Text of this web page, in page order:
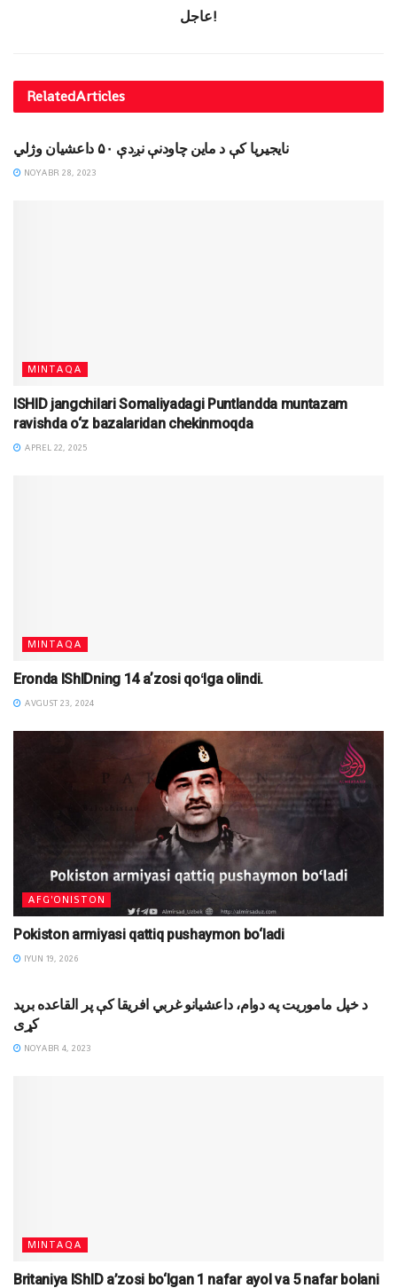
عاجل!
RelatedArticles
XABARLAR
نایجیریا کې د ماین چاودنې نږدې ۵۰ داعشیان وژلي
NOYABR 28, 2023
MINTAQA
ISHID jangchilari Somaliyadagi Puntlandda muntazam
ravishda o‘z bazalaridan chekinmoqda
APREL 22, 2025
MINTAQA
Eronda IShIDning 14 aʼzosi qoʻlga olindi.
AVGUST 23, 2024
AFG'ONISTON
Pokiston armiyasi qattiq pushaymon bo‘ladi
IYUN 19, 2026
د خپل ماموریت په دوام، داعشیانو غربي افریقا کې پر القاعده برید
کړی
NOYABR 4, 2023
MINTAQA
Britaniya IShID a’zosi bo‘lgan 1 nafar ayol va 5 nafar bolani